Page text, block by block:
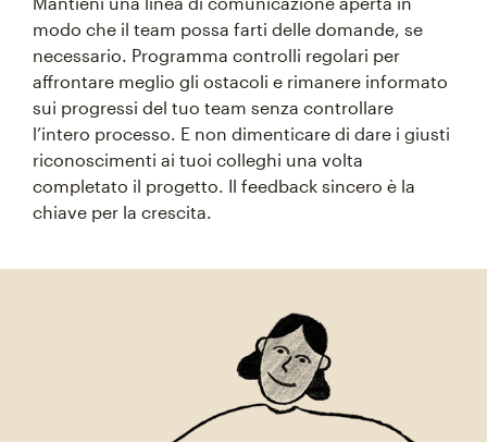
modo che il team possa farti delle domande, se
necessario. Programma controlli regolari per
affrontare meglio gli ostacoli e rimanere informato
sui progressi del tuo team senza controllare
l’intero processo. E non dimenticare di dare i giusti
riconoscimenti ai tuoi colleghi una volta
completato il progetto. Il feedback sincero è la
chiave per la crescita.